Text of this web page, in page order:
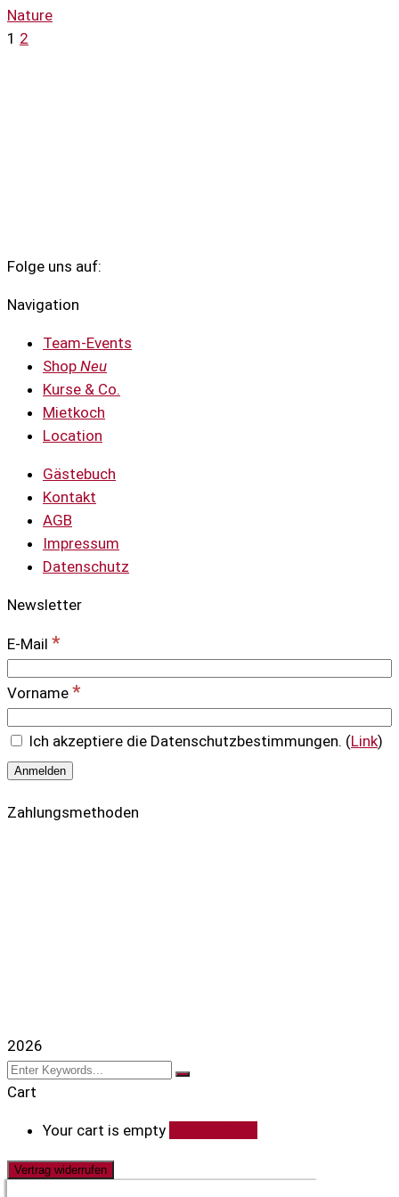
Nature
1 2
Folge uns auf:
Navigation
Team-Events
Shop Neu
Kurse & Co.
Mietkoch
Location
Gästebuch
Kontakt
AGB
Impressum
Datenschutz
Newsletter
E-Mail *
Vorname *
Ich akzeptiere die Datenschutzbestimmungen. (Link)
Zahlungsmethoden
2026
Cart
Your cart is empty
Vertrag widerrufen